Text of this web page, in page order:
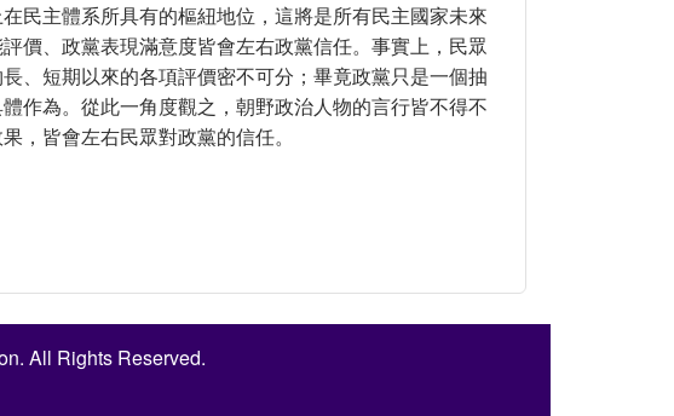
民主體系所具有的樞紐地位，這將是所有民主國家未來
價、政黨表現滿意度皆會左右政黨信任。事實上，民眾
、短期以來的各項評價密不可分；畢竟政黨只是一個抽
作為。從此一角度觀之，朝野政治人物的言行皆不得不
，皆會左右民眾對政黨的信任。
黨信任的態度分析
All Rights Reserved.